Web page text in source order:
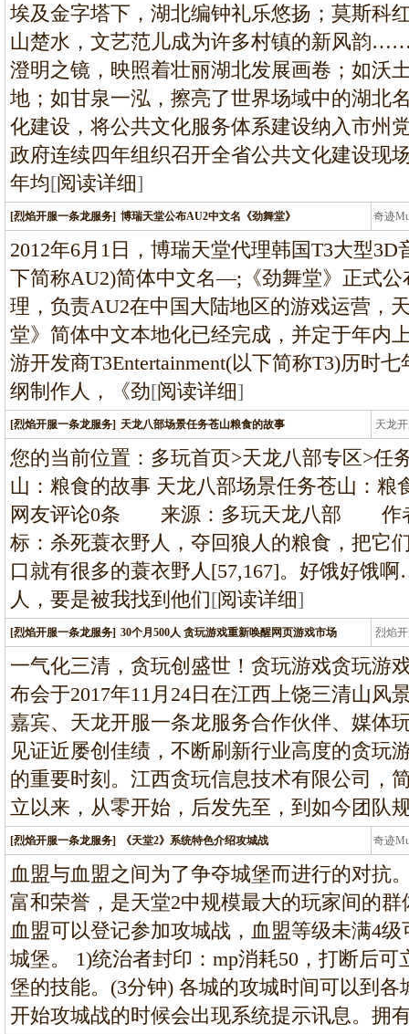
条
埃及金字塔下，湖北编钟礼乐悠扬；莫斯科
山楚水，文艺范儿成为许多村镇的新风韵
澄明之镜，映照着壮丽湖北发展画卷；如沃
地；如甘泉一泓，擦亮了世界场域中的湖北
化建设，将公共文化服务体系建设纳入市州
政府连续四年组织召开全省公共文化建设现
年均[阅读详细]
[烈焰开服一条龙服务] 博瑞天堂公布AU2中文名《劲舞堂》 奇迹
条
2012年6月1日，博瑞天堂代理韩国T3大型
下简称AU2)简体中文名—;《劲舞堂》正式
理，负责AU2在中国大陆地区的游戏运营，
堂》简体中文本地化已经完成，并定于年内
游开发商T3Entertainment(以下简称T3)历时
纲制作人，《劲[阅读详细]
[烈焰开服一条龙服务] 天龙八部场景任务苍山粮食的故事 天龙
龙
您的当前位置：多玩首页>天龙八部专区>任
山：粮食的故事 天龙八部场景任务苍山：粮
网友评论0条 来源：多玩天龙八部 作
标：杀死蓑衣野人，夺回狼人的粮食，把它
口就有很多的蓑衣野人[57,167]。好饿好饿
人，要是被我找到他们[阅读详细]
[烈焰开服一条龙服务] 30个月500人 贪玩游戏重新唤醒网页游戏市场 烈焰
龙
一气化三清，贪玩创盛世！贪玩游戏贪玩游
布会于2017年11月24日在江西上饶三清山风
嘉宾、天龙开服一条龙服务合作伙伴、媒体
见证近屡创佳绩，不断刷新行业高度的贪玩
的重要时刻。江西贪玩信息技术有限公司，
立以来，从零开始，后发先至，到如今团队
[烈焰开服一条龙服务] 《天堂2》系统特色介绍攻城战 奇迹
条
血盟与血盟之间为了争夺城堡而进行的对抗
富和荣誉，是天堂2中规模最大的玩家间的
血盟可以登记参加攻城战，血盟等级未满4
城堡。 1)统治者封印：mp消耗50，打断后
堡的技能。(3分钟) 各城的攻城时间可以到各
开始攻城战的时候会出现系统提示讯息。拥